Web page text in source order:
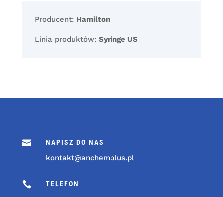
Producent: Hamilton
Linia produktów: Syringe US
 NAPISZ DO NAS
kontakt@anchemplus.pl
 TELEFON